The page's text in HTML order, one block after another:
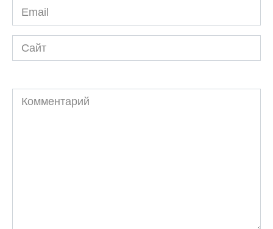
Email
*
Сайт
Комментарий